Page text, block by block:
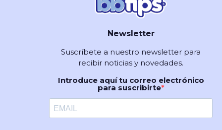
Newsletter
Suscríbete a nuestro newsletter para
recibir noticias y novedades.
Introduce aquí tu correo electrónico
para suscribirte